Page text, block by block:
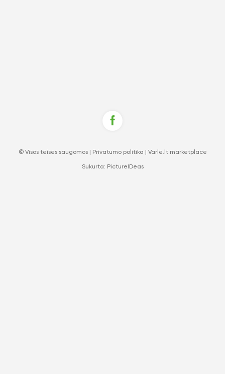
© Visos teisės saugomos | Privatumo politika Varle.lt marketplace
Sukurta: PictureIDeas